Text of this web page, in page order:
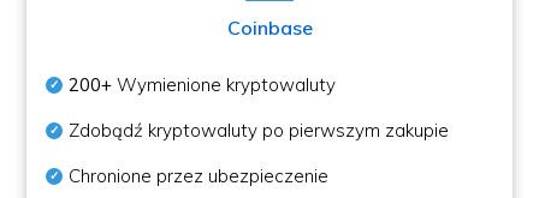
Coinbase
200+ Wymienione kryptowaluty
Zdobądź kryptowaluty po pierwszym zakupie
Chronione przez ubezpieczenie